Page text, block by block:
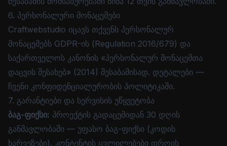
6. პერსონალური მონაცემები
Craftwebstudio იცავს თქვენს პერსონალურ
მონაცემებს GDPR-ის (Regulation 2016/679) და
საქართველოს კანონის «პერსონალურ მონაცემთა
დაცვის შესახებ» (2014) შესაბამისად. დეტალები —
ჩვენი კონფიდენციალურობის პოლიტიკაში.
7. გარანტიები და სერვისის უწყვეტობა
ბაგ-ფიქსი: პროექტის გადაცემიდან 30 დღის
განმავლობაში — უფასო ბაგ-ფიქსი (კოდის
ხარვეზები). კონტენტის ცვლილებები დროის